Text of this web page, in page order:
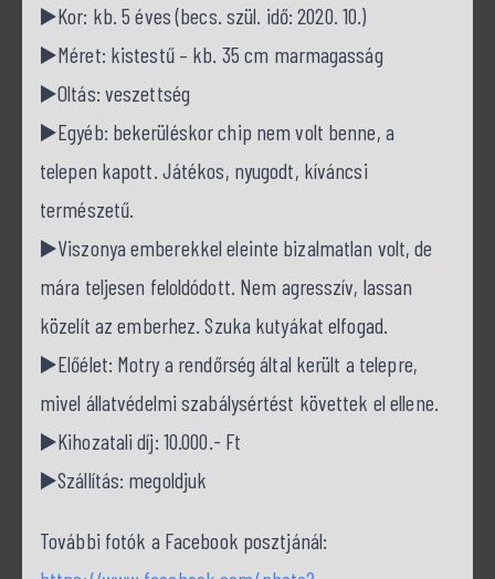
▶️Kor: kb. 5 éves (becs. szül. idő: 2020. 10.)
▶️Méret: kistestű – kb. 35 cm marmagasság
▶️Oltás: veszettség
▶️Egyéb: bekerüléskor chip nem volt benne, a
telepen kapott. Játékos, nyugodt, kíváncsi
természetű.
▶️Viszonya emberekkel eleinte bizalmatlan volt, de
mára teljesen feloldódott. Nem agresszív, lassan
közelít az emberhez. Szuka kutyákat elfogad.
▶️Előélet: Motry a rendőrség által került a telepre,
mivel állatvédelmi szabálysértést követtek el ellene.
▶️Kihozatali díj: 10.000.- Ft
▶️Szállítás: megoldjuk
További fotók a Facebook posztjánál: